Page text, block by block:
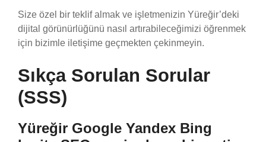
Size özel bir teklif almak ve işletmenizin Yüreğir’deki
dijital görünürlüğünü nasıl artırabileceğimizi öğrenmek
için bizimle iletişime geçmekten çekinmeyin.
Sıkça Sorulan Sorular
(SSS)
Yüreğir Google Yandex Bing